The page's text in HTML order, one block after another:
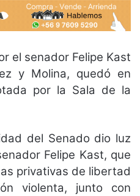
el senador Felipe Kast
y Molina, quedó en
por la Sala de la
del Senado dio luz
Felipe Kast, que
privativas de libertad
violenta, junto con